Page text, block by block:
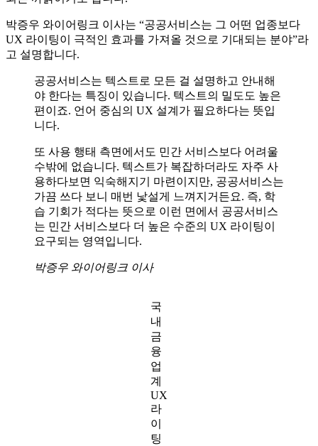
박증우 와이어링크 이사는 “공공서비스는 그 어떤 업종보다
UX 라이팅이 극적인 효과를 가져올 것으로 기대되는 분야”라
고 설명합니다.
공공서비스는 텍스트로 모든 걸 설명하고 안내해
야 한다는 특징이 있습니다. 텍스트의 밀도도 높은
편이죠. 언어 중심의 UX 설계가 필요하다는 뜻입
니다.
또 사용 행태 측면에서도 민간 서비스보다 어려울
수밖에 없습니다. 텍스트가 복잡하더라도 자주 사
용하다보면 익숙해지기 마련이지만, 공공서비스는
가끔 쓰다 보니 매번 낯설게 느껴지거든요. 즉, 학
습 기회가 적다는 뜻으로 이런 면에서 공공서비스
는 민간 서비스보다 더 높은 수준의 UX 라이팅이
요구되는 영역입니다.
박증우 와이어링크 이사
국
내
금
융
업
계
UX
라
이
팅